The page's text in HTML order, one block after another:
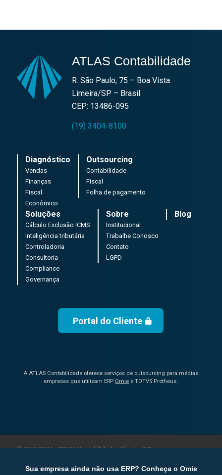
Sua empresa ainda não usa ERP? Conheça o Omie
ATLAS Contabilidade
R. São Paulo, 75 – Boa Vista
Limeira/SP – Brasil
CEP: 13486-095
(19) 3404-8100
Diagnóstico
Vendas
Finanças
Fiscal
Econômico
Outsourcing
Contabilidade
Fiscal
Folha de pagamento
Soluções
Cálculo Exclusão ICMS
Inteligência tributária
Controladoria
Consultoria
Compliance
Governança
Sobre
Institucional
Trabalhe Conosco
Contato
LGPD
Blog
Portal do Cliente
A ATLAS Contabilidade oferece serviços de outsourcing para médias
empresas que utilizam ERP Omie e TOTVS Protheus.
© 2021-2023 • ATLAS Contabilidade • Limeira/SP
Trabalhe Conosco Política de Privacidade Contato